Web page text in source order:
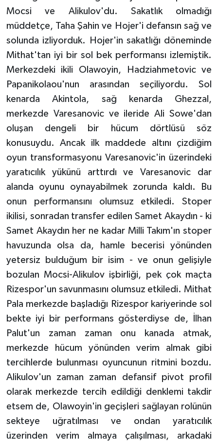
Mocsi ve Alikulov'du. Sakatlık olmadığı
müddetçe, Taha Şahin ve Hojer'i defansın sağ ve
solunda izliyorduk. Hojer'in sakatlığı döneminde
Mithat'tan iyi bir sol bek performansı izlemiştik.
Merkezdeki ikili Olawoyin, Hadziahmetovic ve
Papanikolaou'nun arasından seçiliyordu. Sol
kenarda Akintola, sağ kenarda Ghezzal,
merkezde Varesanovic ve ileride Ali Sowe'dan
oluşan dengeli bir hücum dörtlüsü söz
konusuydu. Ancak ilk maddede altını çizdiğim
oyun transformasyonu Varesanovic'in üzerindeki
yaratıcılık yükünü arttırdı ve Varesanovic dar
alanda oyunu oynayabilmek zorunda kaldı. Bu
onun performansını olumsuz etkiledi. Stoper
ikilisi, sonradan transfer edilen Samet Akaydın - ki
Samet Akaydın her ne kadar Milli Takım'ın stoper
havuzunda olsa da, hamle becerisi yönünden
yetersiz bulduğum bir isim - ve onun gelişiyle
bozulan Mocsi-Alikulov işbirliği, pek çok maçta
Rizespor'un savunmasını olumsuz etkiledi. Mithat
Pala merkezde başladığı Rizespor kariyerinde sol
bekte iyi bir performans gösterdiyse de, İlhan
Palut'un zaman zaman onu kanada atmak,
merkezde hücum yönünden verim almak gibi
tercihlerde bulunması oyuncunun ritmini bozdu.
Alikulov'un zaman zaman defansif pivot profil
olarak merkezde tercih edildiği denklemi takdir
etsem de, Olawoyin'in geçişleri sağlayan rolünün
sekteye uğratılması ve ondan yaratıcılık
üzerinden verim almaya çalışılması, arkadaki